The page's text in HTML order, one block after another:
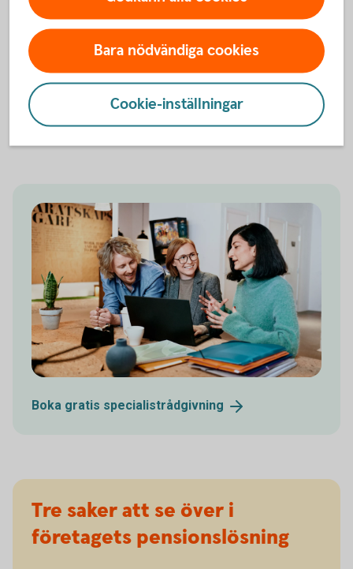
Genom att skapa långsiktig trygghet visar ni att ni tar ansvar
för era medarbetares framtid. Det kan bidra till att stärka
engagemanget hos befintliga anställda och göra företaget
mer attraktivt för nya medarbetare.
Med rätt lösning kan tjänstepensionen bli en naturlig del av
företagets långsiktiga strategi, både för verksamheten och
för människorna som arbetar i den.
Boka gratis specialistrådgivning
Tre saker att se över i
företagets pensionslösning
Bara nödvändiga cookies
Cookie-inställningar